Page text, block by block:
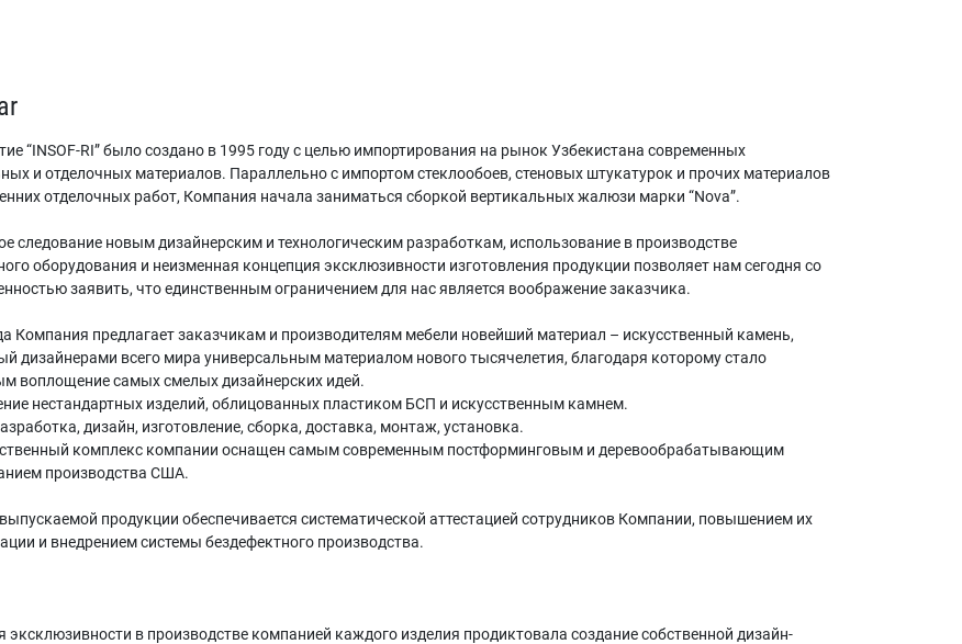
“INSOF-RI” было создано в 1995 году с целью импортирования на рынок Узбекистана современных
и отделочных материалов. Параллельно с импортом стеклообоев, стеновых штукатурок и прочих материалов
отделочных работ, Компания начала заниматься сборкой вертикальных жалюзи марки “Nova”.
следование новым дизайнерским и технологическим разработкам, использование в производстве
оборудования и неизменная концепция эксклюзивности изготовления продукции позволяет нам сегодня со
заявить, что единственным ограничением для нас является воображение заказчика.
Компания предлагает заказчикам и производителям мебели новейший материал – искусственный камень,
дизайнерами всего мира универсальным материалом нового тысячелетия, благодаря которому стало
воплощение самых смелых дизайнерских идей.
нестандартных изделий, облицованных пластиком БСП и искусственным камнем.
дизайн, изготовление, сборка, доставка, монтаж, установка.
комплекс компании оснащен самым современным постформинговым и деревообрабатывающим
производства США.
продукции обеспечивается систематической аттестацией сотрудников Компании, повышением их
и внедрением системы бездефектного производства.
эксклюзивности в производстве компанией каждого изделия продиктовала создание собственной дизайн-